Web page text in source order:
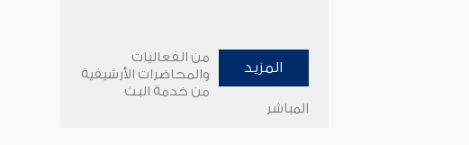
المزيد
من الفعاليات
والمحاضرات الأرشيفية
من خدمة البث
المباشر